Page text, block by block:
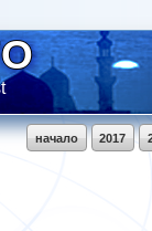
2017
начало